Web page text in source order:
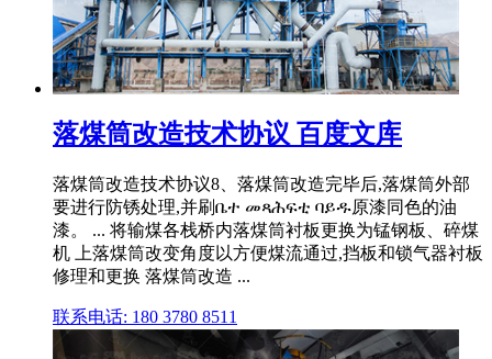
落煤筒改造技术协议 百度文库
落煤筒改造技术协议8、落煤筒改造完毕后,落煤筒外部
要进行防锈处理,并刷ቤተ መጻሕፍቲ ባይዱ原漆同色的油
漆。 ... 将输煤各栈桥内落煤筒衬板更换为锰钢板、碎煤
机 上落煤筒改变角度以方便煤流通过,挡板和锁气器衬板
修理和更换 落煤筒改造 ...
联系电话: 180 3780 8511